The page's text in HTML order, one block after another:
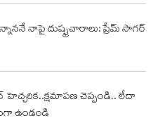
నాపై దుష్ఫ్రచారాలు: ప్రేమ్ సాగర్
హెచ్చరిక‌..క్షమాపణ చెప్పండి.. లేదా
ఉండండి